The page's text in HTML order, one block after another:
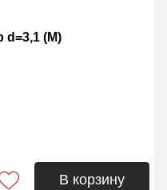
d=3,1 (М)
В корзину